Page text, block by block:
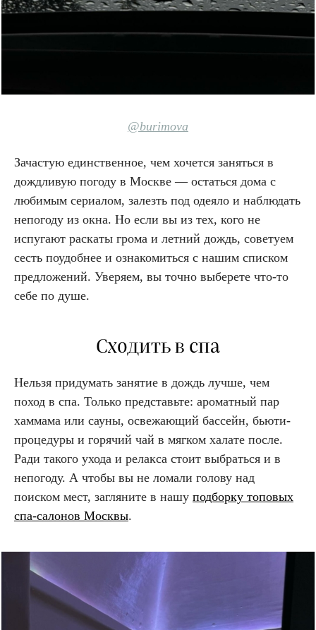
@burimova
Зачастую единственное, чем хочется заняться в
дождливую погоду в Москве — остаться дома с
любимым сериалом, залезть под одеяло и наблюдать
непогоду из окна. Но если вы из тех, кого не
испугают раскаты грома и летний дождь, советуем
сесть поудобнее и ознакомиться с нашим списком
предложений. Уверяем, вы точно выберете что-то
себе по душе.
Сходить в спа
Нельзя придумать занятие в дождь лучше, чем
поход в спа. Только представьте: ароматный пар
хаммама или сауны, освежающий бассейн, бьюти-
процедуры и горячий чай в мягком халате после.
Ради такого ухода и релакса стоит выбраться и в
непогоду. А чтобы вы не ломали голову над
поиском мест, загляните в нашу подборку топовых
спа-салонов Москвы.